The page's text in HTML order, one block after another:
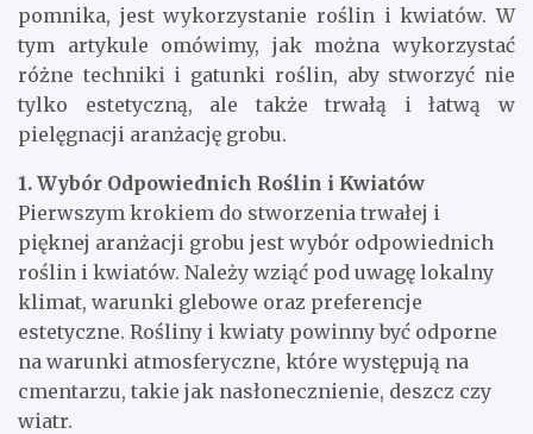
pomnika, jest wykorzystanie roślin i kwiatów. W
tym artykule omówimy, jak można wykorzystać
różne techniki i gatunki roślin, aby stworzyć nie
tylko estetyczną, ale także trwałą i łatwą w
pielęgnacji aranżację grobu.
1. Wybór Odpowiednich Roślin i Kwiatów
Pierwszym krokiem do stworzenia trwałej i
pięknej aranżacji grobu jest wybór odpowiednich
roślin i kwiatów. Należy wziąć pod uwagę lokalny
klimat, warunki glebowe oraz preferencje
estetyczne. Rośliny i kwiaty powinny być odporne
na warunki atmosferyczne, które występują na
cmentarzu, takie jak nasłonecznienie, deszcz czy
wiatr.